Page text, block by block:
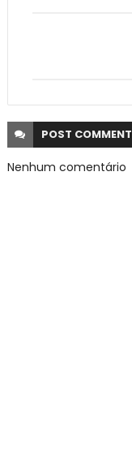
POST COMMENT
Nenhum comentário